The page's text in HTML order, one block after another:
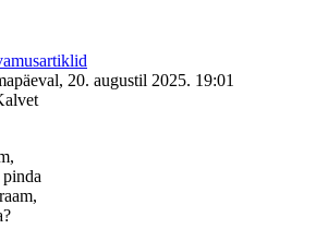
20. augustil 2025. 19:01